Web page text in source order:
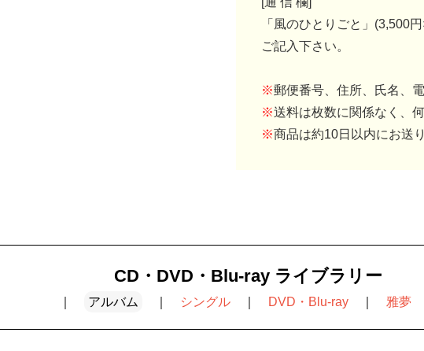
「風のひとりごと」(3,500
ご記入下さい。
※郵便番号、住所、氏名、
※送料は枚数に関係なく、
※商品は約10日以内にお送
CD・DVD・Blu-ray ライブラリー
アルバム シングル DVD・Blu-ray 雅夢